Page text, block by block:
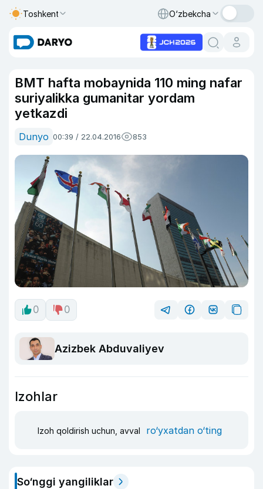
Toshkent O‘zbekcha
BMT hafta mobaynida 110 ming nafar
suriyalikka gumanitar yordam
yetkazdi
Dunyo 00:39 / 22.04.2016 853
0 0
Azizbek Abduvaliyev
Izohlar
Izoh qoldirish uchun, avval ro‘yxatdan o‘ting
So‘nggi yangiliklar